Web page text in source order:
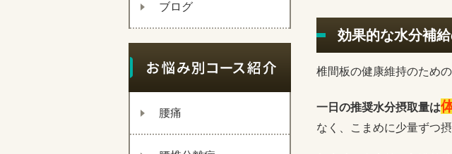
ブログ
腰痛
効果的な水分補
椎間板の健康維持のため
一日の推奨水分摂取量は
なく、こまめに少量ずつ